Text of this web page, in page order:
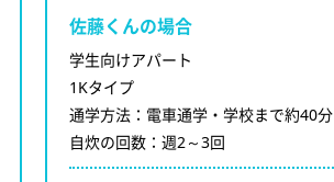
佐藤くんの場合
学生向けアパート
1Kタイプ
通学方法：電車通学・学校まで約40分
自炊の回数：週2～3回